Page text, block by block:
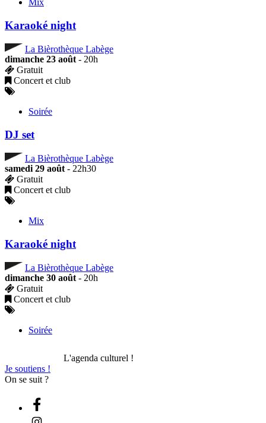
Mix
Karaoké night
La Bièrothèque Labège
dimanche 23 août- 20h
Gratuit
Concert et club
Soirée
DJ set
La Bièrothèque Labège
samedi 29 août- 22h30
Gratuit
Concert et club
Mix
Karaoké night
La Bièrothèque Labège
dimanche 30 août- 20h
Gratuit
Concert et club
Soirée
L'agenda culturel !
Je soutiens !
On se suit ?